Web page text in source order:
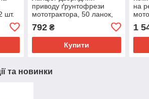
шт.
приводу ґрунтофрези
мототрактора, 50 ланок,
ФОРТЕ, DW тощо)
792₴
Купити
на
1
та новинки